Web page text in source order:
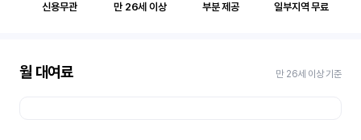
신용무관 만 26세 이상 부분 제공 일부지역 무료
월 대여료 만 26세 이상 기준